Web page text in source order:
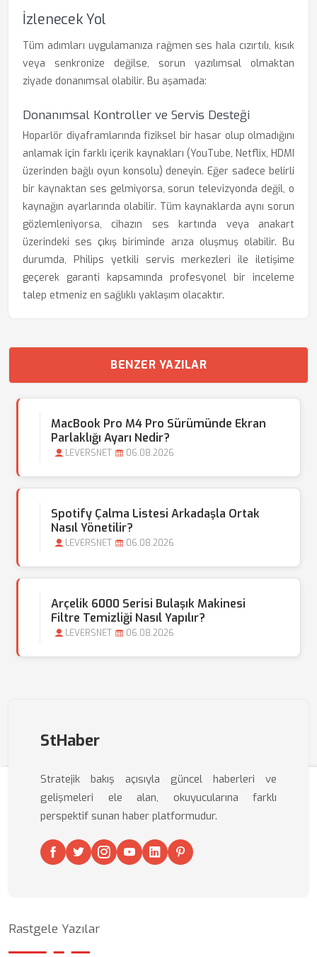
İzlenecek Yol
Tüm adımları uygulamanıza rağmen ses hala cızırtılı, kısık
veya senkronize değilse, sorun yazılımsal olmaktan
ziyade donanımsal olabilir. Bu aşamada:
Donanımsal Kontroller ve Servis Desteği
Hoparlör diyaframlarında fiziksel bir hasar olup olmadığını
anlamak için farklı içerik kaynakları (YouTube, Netflix, HDMI
üzerinden bağlı oyun konsolu) deneyin. Eğer sadece belirli
bir kaynaktan ses gelmiyorsa, sorun televizyonda değil, o
kaynağın ayarlarında olabilir. Tüm kaynaklarda aynı sorun
gözlemleniyorsa, cihazın ses kartında veya anakart
üzerindeki ses çıkış biriminde arıza oluşmuş olabilir. Bu
durumda, Philips yetkili servis merkezleri ile iletişime
geçerek garanti kapsamında profesyonel bir inceleme
talep etmeniz en sağlıklı yaklaşım olacaktır.
BENZER YAZILAR
MacBook Pro M4 Pro Sürümünde Ekran
Parlaklığı Ayarı Nedir?
LEVERSNET 06.08.2026
Spotify Çalma Listesi Arkadaşla Ortak
Nasıl Yönetilir?
LEVERSNET 06.08.2026
Arçelik 6000 Serisi Bulaşık Makinesi
Filtre Temizliği Nasıl Yapılır?
LEVERSNET 06.08.2026
StHaber
Stratejik bakış açısıyla güncel haberleri ve
gelişmeleri ele alan, okuyucularına farklı
perspektif sunan haber platformudur.
Rastgele Yazılar